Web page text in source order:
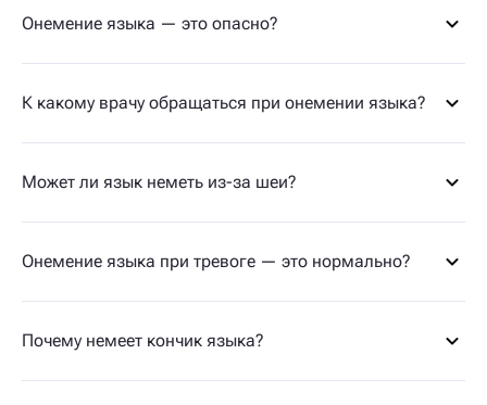
Онемение языка — это опасно?
К какому врачу обращаться при онемении языка?
Может ли язык неметь из-за шеи?
Онемение языка при тревоге — это нормально?
Почему немеет кончик языка?